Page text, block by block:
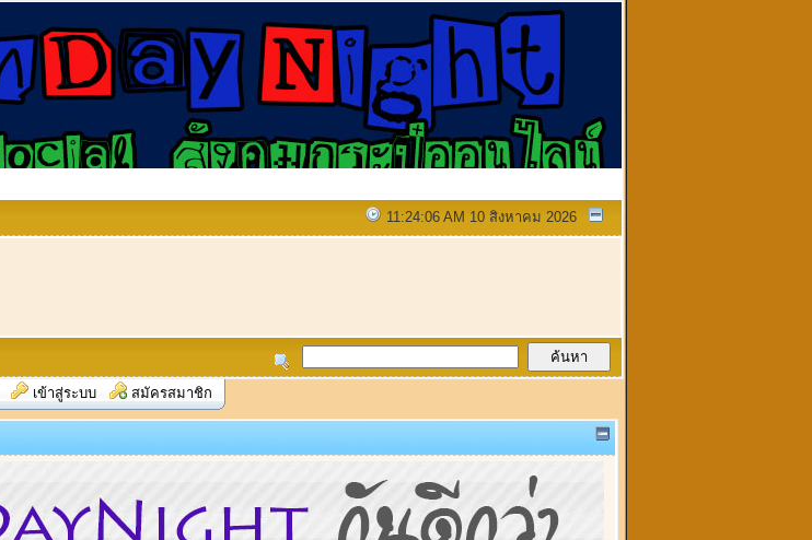
11:24:06 AM 10 สิงหาคม 2026
เข้าสู่ระบบ สมัครสมาชิก